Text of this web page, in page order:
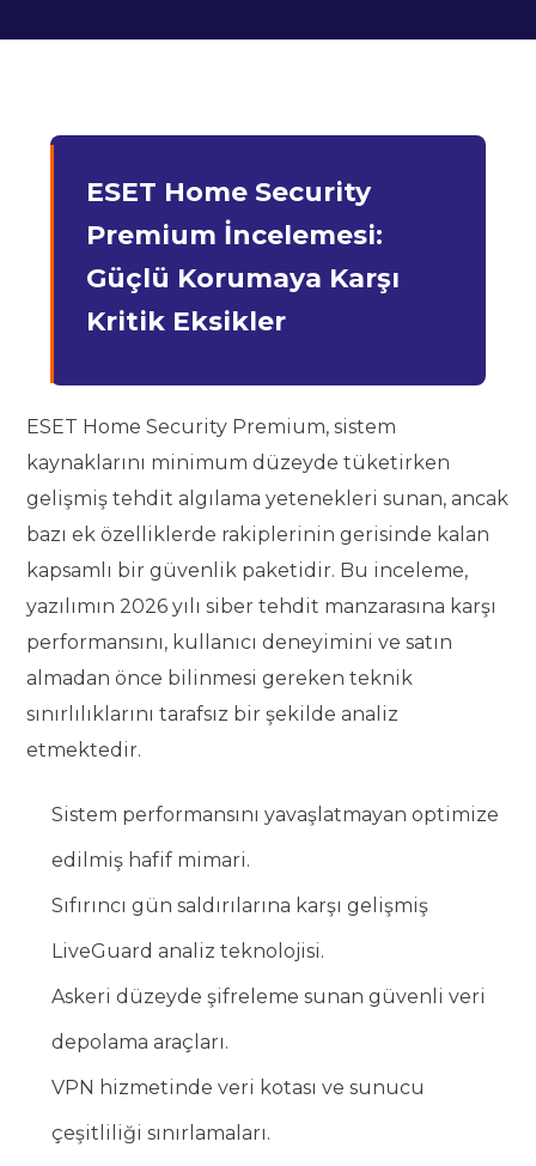
ESET Home Security
Premium İncelemesi:
Güçlü Korumaya Karşı
Kritik Eksikler
ESET Home Security Premium, sistem
kaynaklarını minimum düzeyde tüketirken
gelişmiş tehdit algılama yetenekleri sunan, ancak
bazı ek özelliklerde rakiplerinin gerisinde kalan
kapsamlı bir güvenlik paketidir. Bu inceleme,
yazılımın 2026 yılı siber tehdit manzarasına karşı
performansını, kullanıcı deneyimini ve satın
almadan önce bilinmesi gereken teknik
sınırlılıklarını tarafsız bir şekilde analiz
etmektedir.
Sistem performansını yavaşlatmayan optimize
edilmiş hafif mimari.
Sıfırıncı gün saldırılarına karşı gelişmiş
LiveGuard analiz teknolojisi.
Askeri düzeyde şifreleme sunan güvenli veri
depolama araçları.
VPN hizmetinde veri kotası ve sunucu
çeşitliliği sınırlamaları.